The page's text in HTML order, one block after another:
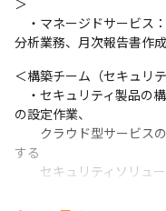
＞
・マネージドサービス
分析業務、月次報告書作
＜構築チーム（セキュリ
・セキュリティ製品の
の設定作業、
クラウド型サービスの
する
セキュリティソリュー